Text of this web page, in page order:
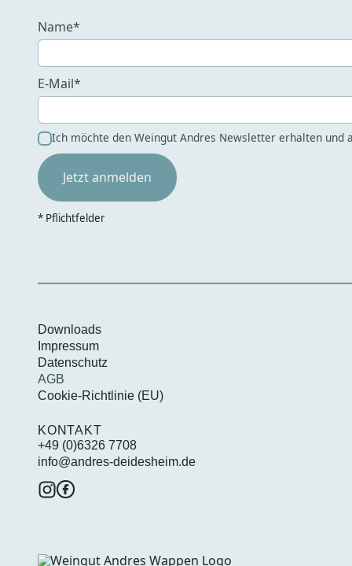
Name*
E-Mail*
Ich möchte den Weingut Andres Newsletter erhalten und
* Pflichtfelder
Downloads
Impressum
Datenschutz
AGB
Cookie-Richtlinie (EU)
KONTAKT
+49 (0)6326 7708
info@andres-deidesheim.de